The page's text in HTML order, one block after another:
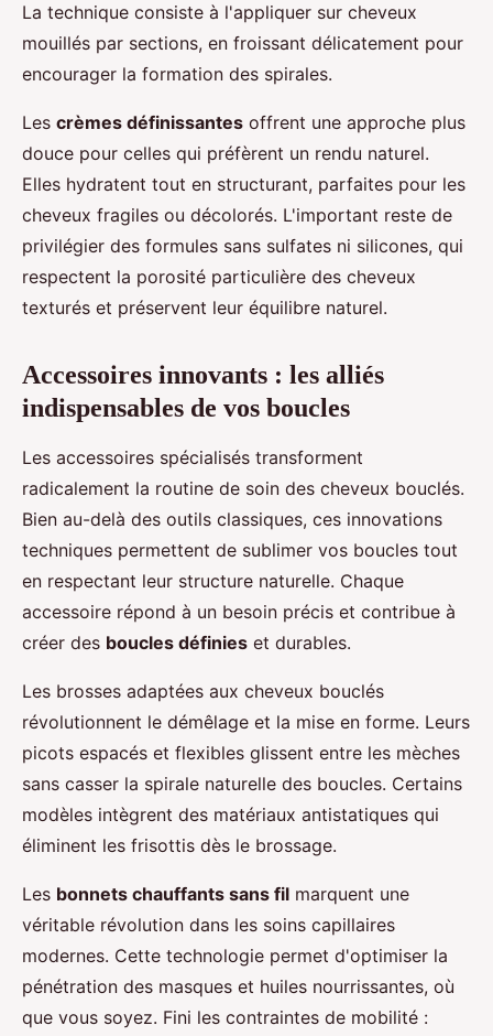
La technique consiste à l'appliquer sur cheveux
mouillés par sections, en froissant délicatement pour
encourager la formation des spirales.
Les crèmes définissantes offrent une approche plus
douce pour celles qui préfèrent un rendu naturel.
Elles hydratent tout en structurant, parfaites pour les
cheveux fragiles ou décolorés. L'important reste de
privilégier des formules sans sulfates ni silicones, qui
respectent la porosité particulière des cheveux
texturés et préservent leur équilibre naturel.
Accessoires innovants : les alliés
indispensables de vos boucles
Les accessoires spécialisés transforment
radicalement la routine de soin des cheveux bouclés.
Bien au-delà des outils classiques, ces innovations
techniques permettent de sublimer vos boucles tout
en respectant leur structure naturelle. Chaque
accessoire répond à un besoin précis et contribue à
créer des boucles définies et durables.
Les brosses adaptées aux cheveux bouclés
révolutionnent le démêlage et la mise en forme. Leurs
picots espacés et flexibles glissent entre les mèches
sans casser la spirale naturelle des boucles. Certains
modèles intègrent des matériaux antistatiques qui
éliminent les frisottis dès le brossage.
Les bonnets chauffants sans fil marquent une
véritable révolution dans les soins capillaires
modernes. Cette technologie permet d'optimiser la
pénétration des masques et huiles nourrissantes, où
que vous soyez. Fini les contraintes de mobilité :